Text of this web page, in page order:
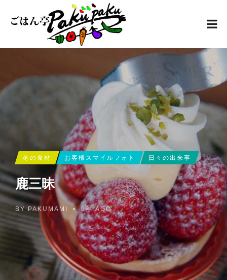
冬の食材 お客様スマイルフォト 日々の出来事
鹿三昧
BYPAKUMAMI •9年 AGO